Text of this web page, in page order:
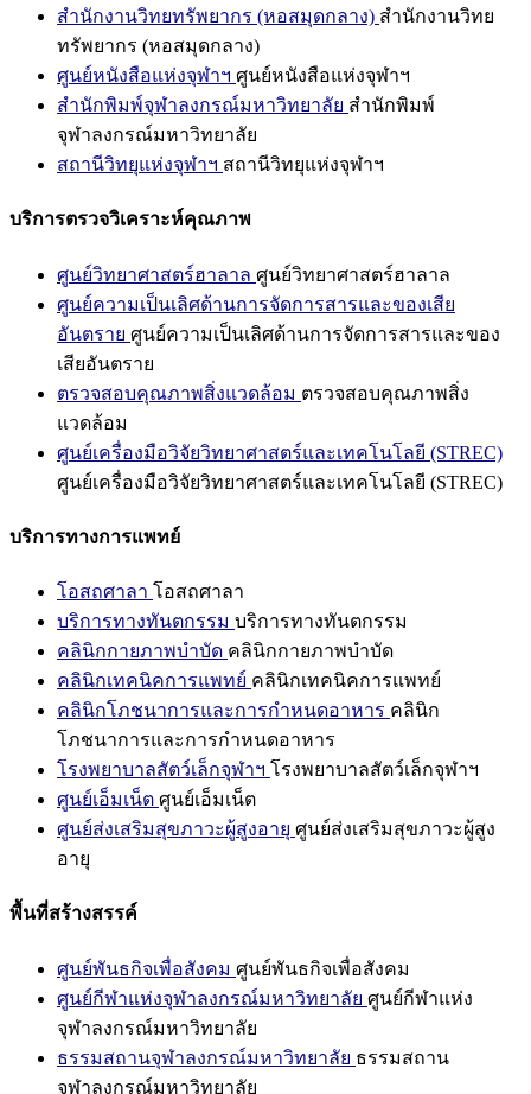
สำนักงานวิทยทรัพยากร (หอสมุดกลาง) สำนักงานวิทย
ทรัพยากร (หอสมุดกลาง)
ศูนย์หนังสือแห่งจุฬาฯ ศูนย์หนังสือแห่งจุฬาฯ
สำนักพิมพ์จุฬาลงกรณ์มหาวิทยาลัย สำนักพิมพ์
จุฬาลงกรณ์มหาวิทยาลัย
สถานีวิทยุแห่งจุฬาฯ สถานีวิทยุแห่งจุฬาฯ
บริการตรวจวิเคราะห์คุณภาพ
ศูนย์วิทยาศาสตร์ฮาลาล ศูนย์วิทยาศาสตร์ฮาลาล
ศูนย์ความเป็นเลิศด้านการจัดการสารและของเสีย
อันตราย ศูนย์ความเป็นเลิศด้านการจัดการสารและของ
เสียอันตราย
ตรวจสอบคุณภาพสิ่งแวดล้อม ตรวจสอบคุณภาพสิ่ง
แวดล้อม
ศูนย์เครื่องมือวิจัยวิทยาศาสตร์และเทคโนโลยี (STREC)
ศูนย์เครื่องมือวิจัยวิทยาศาสตร์และเทคโนโลยี (STREC)
บริการทางการแพทย์
โอสถศาลา โอสถศาลา
บริการทางทันตกรรม บริการทางทันตกรรม
คลินิกกายภาพบำบัด คลินิกกายภาพบำบัด
คลินิกเทคนิคการแพทย์ คลินิกเทคนิคการแพทย์
คลินิกโภชนาการและการกำหนดอาหาร คลินิก
โภชนาการและการกำหนดอาหาร
โรงพยาบาลสัตว์เล็กจุฬาฯ โรงพยาบาลสัตว์เล็กจุฬาฯ
ศูนย์เอ็มเน็ต ศูนย์เอ็มเน็ต
ศูนย์ส่งเสริมสุขภาวะผู้สูงอายุ ศูนย์ส่งเสริมสุขภาวะผู้สูง
อายุ
พื้นที่สร้างสรรค์
ศูนย์พันธกิจเพื่อสังคม ศูนย์พันธกิจเพื่อสังคม
ศูนย์กีฬาแห่งจุฬาลงกรณ์มหาวิทยาลัย ศูนย์กีฬาแห่ง
จุฬาลงกรณ์มหาวิทยาลัย
ธรรมสถานจุฬาลงกรณ์มหาวิทยาลัย ธรรมสถาน
จุฬาลงกรณ์มหาวิทยาลัย